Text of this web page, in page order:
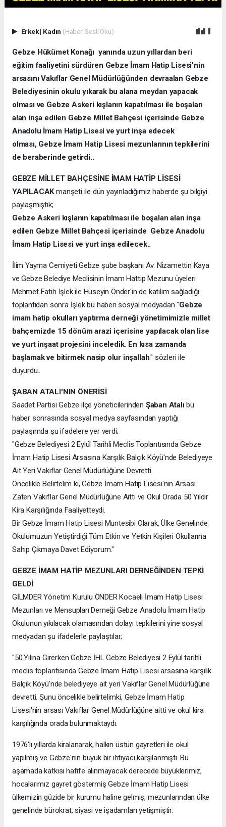
Erkek| Kadın (Haberi Sesli Oku)
Gebze Hükümet Konağı yanında uzun yıllardan beri
eğitim faaliyetini sürdüren Gebze İmam Hatip Lisesi'nin
arsasını Vakıflar Genel Müdürlüğünden devraalan Gebze
Belediyesinin okulu yıkarak bu alana meydan yapacak
olması ve Gebze Askeri kışlanın kapatılması ile boşalan
alan inşa edilen Gebze Millet Bahçesi içerisinde Gebze
Anadolu İmam Hatip Lisesi ve yurt inşa edecek
olması, Gebze İmam Hatip Lisesi mezunlarının tepkilerini
de beraberinde getirdi..
GEBZE MİLLET BAHÇESİNE İMAM HATİP LİSESİ
YAPILACAKmanşeti ile dün yayınladığımız haberde şu bilgiyi
paylaşmıştık;
Gebze Askeri kışlanın kapatılması ile boşalan alan inşa
edilen Gebze Millet Bahçesi içerisinde Gebze Anadolu
İmam Hatip Lisesi ve yurt inşa edilecek..
İlim Yayma Cemiyeti Gebze şube başkanı Av. Nizamettin Kaya
ve Gebze Belediye Meclisinin İmam Hattip Mezunu üyeleri
Mehmet Fatih Işlek ile Hüseyin Önder'in de katılım sağladığı
toplantıdan sonra İşlek bu haberi sosyal medyadan "Gebze
imam hatip okulları yaptırma derneği yönetimimizle millet
bahçemizde 15 dönüm arazi içerisine yapılacak olan lise
ve yurt inşaat projesini inceledik. En kısa zamanda
başlamak ve bitirmek nasip olur inşallah." sözleri ile
duyurdu..
ŞABAN ATALI'NIN ÖNERİSİ
Saadet Partisi Gebze ilçe yöneticilerinden Şaban Atalıbu
haber sonrasında sosyal medya sayfasından yaptığı
paylaşımda şu ifadelere yer verdi;
"Gebze Belediyesi 2 Eylül Tarihli Meclis Toplantısında Gebze
İmam Hatip Lisesi Arsasına Karşılık Balçık Köyü'nde Belediyeye
Ait Yeri Vakıflar Genel Müdürlüğüne Devretti.
Öncelikle Belirtelim ki, Gebze İmam Hatip Lisesi'nin Arsası
Zaten Vakıflar Genel Müdürlüğüne Aitti ve Okul Orada 50 Yıldır
Kira Karşılığında Faaliyetteydi.
Bir Gebze İmam Hatip Lisesi Muntesibi Olarak, Ülke Genelinde
Okulumuzun Yetiştirdiği Tüm Etkin ve Yetkin Kişileri Okullarına
Sahip Çıkmaya Davet Ediyorum."
GEBZE İMAM HATİP MEZUNLARI DERNEĞİNDEN TEPKİ
GELDİ
GİLMDER Yönetim Kurulu ÖNDER Kocaeli İmam Hatip Lisesi
Mezunları ve Mensupları Derneği Gebze Anadolu İmam Hatip
Okulunun yıkılacak olamasından dolayı tepkilerini yine sosyal
medyadan şu ifadelerle paylaştılar;
"50.Yılına Girerken Gebze İHL Gebze Belediyesi 2 Eylül tarihli
meclis toplantısında Gebze İmam Hatip Lisesi arsasına karşılık
Balçık Köyü'nde belediyeye ait yeri Vakıflar Genel Müdürlüğüne
devretti. Şunu öncelikle belirtelimki, Gebze İmam Hatip
Lisesi'nin arsası Vakıflar Genel Müdürlüğüne aitti ve okul kira
karşılığında orada bulunmaktaydı.
1976'lı yıllarda kiralanarak, halkın üstün gayretleri ile okul
yapılmış ve Gebze'nin büyük bir ihtiyacı karşılanmıştı. Bu
aşamada katkısı hafife alınmayacak derecede büyüklerimiz,
hocalarımız gayret göstermiş Gebze İmam Hatip Lisesi
ülkemizin güzide bir kurumu haline gelmiş, mezunlarından ülke
genelinde bürokrat, siyasi ve işadamları yetişmiştir.